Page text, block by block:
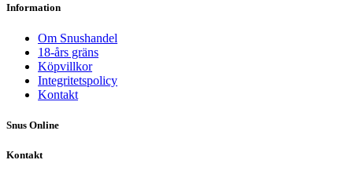
Information
Om Snushandel
18-års gräns
Köpvillkor
Integritetspolicy
Kontakt
Snus Online
Kontakt